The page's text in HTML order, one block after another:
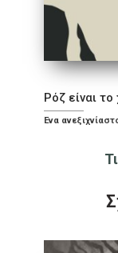
Ρόζ είναι
Ένα